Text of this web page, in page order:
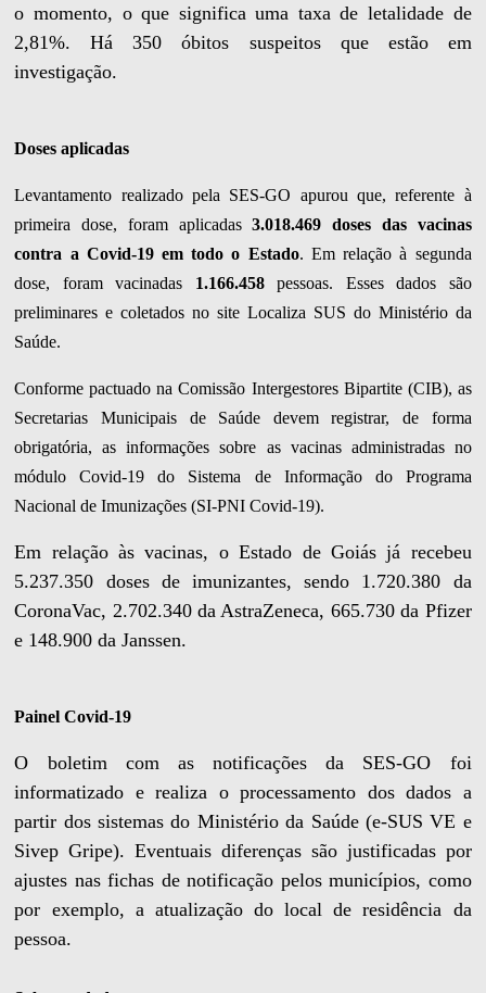
o momento, o que significa uma taxa de letalidade de
2,81%. Há 350 óbitos suspeitos que estão em
investigação.
Doses aplicadas
Levantamento realizado pela SES-GO apurou que, referente à
primeira dose, foram aplicadas3.018.469 doses das vacinas
contra a Covid-19 em todo o Estado. Em relação à segunda
dose, foram vacinadas 1.166.458pessoas. Esses dados são
preliminares e coletados no site Localiza SUS do Ministério da
Saúde.
Conforme pactuado na Comissão Intergestores Bipartite (CIB), as
Secretarias Municipais de Saúde devem registrar, de forma
obrigatória, as informações sobre as vacinas administradas no
módulo Covid-19 do Sistema de Informação do Programa
Nacional de Imunizações (SI-PNI Covid-19).
Em relação às vacinas, o Estado de Goiás já recebeu
5.237.350 doses de imunizantes, sendo 1.720.380 da
CoronaVac, 2.702.340 da AstraZeneca, 665.730 da Pfizer
e 148.900 da Janssen.
Painel Covid-19
O boletim com as notificações da SES-GO foi
informatizado e realiza o processamento dos dados a
partir dos sistemas do Ministério da Saúde (e-SUS VE e
Sivep Gripe). Eventuais diferenças são justificadas por
ajustes nas fichas de notificação pelos municípios, como
por exemplo, a atualização do local de residência da
pessoa.